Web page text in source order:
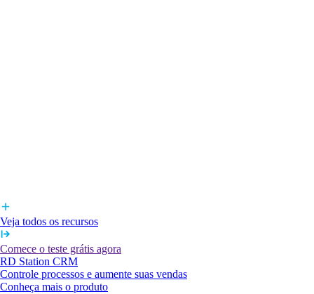
Veja todos os recursos
Comece o teste grátis agora
RD Station CRM
Controle processos e aumente suas vendas
Conheça mais o produto